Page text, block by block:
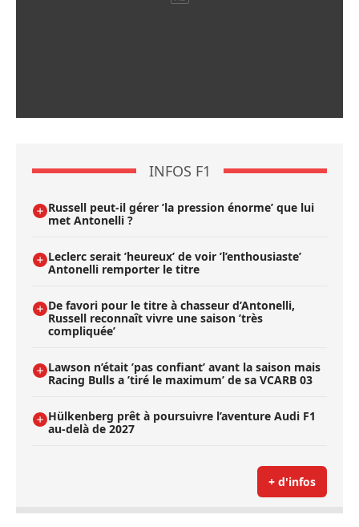
INFOS F1
Russell peut-il gérer ’la pression énorme’ que lui
met Antonelli ?
Leclerc serait ’heureux’ de voir ’l’enthousiaste’
Antonelli remporter le titre
De favori pour le titre à chasseur d’Antonelli,
Russell reconnaît vivre une saison ’très
compliquée’
Lawson n’était ’pas confiant’ avant la saison mais
Racing Bulls a ’tiré le maximum’ de sa VCARB 03
Hülkenberg prêt à poursuivre l’aventure Audi F1
au-delà de 2027
+ d'infos